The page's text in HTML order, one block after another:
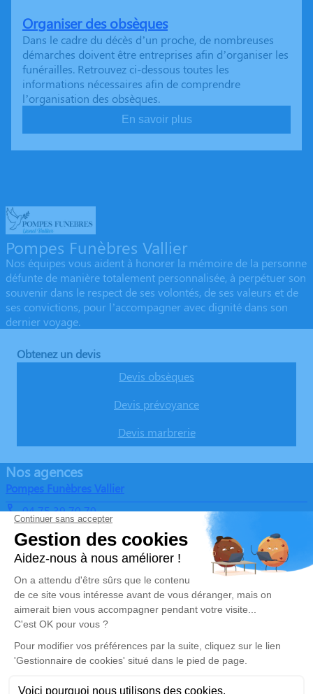
Organiser des obsèques
Dans le cadre du décès d’un proche, de nombreuses
démarches doivent être entreprises afin d’organiser les
funérailles. Retrouvez ci-dessous toutes les
informations nécessaires afin de comprendre
l’organisation des obsèques.
En savoir plus
Pompes Funèbres Vallier
Nos équipes vous aident à honorer la mémoire de la personne
défunte de manière totalement personnalisée, à perpétuer son
souvenir dans le respect de ses volontés, de ses valeurs et de
ses convictions, pour l’accompagner avec dignité dans son
dernier voyage.
Obtenez un devis
Devis obsèques
Devis prévoyance
Devis marbrerie
Nos agences
Pompes Funèbres Vallier
04 75 39 70 70
pompesfunebresvallier@gmail.com
Route de Ruoms – 07150 – Vallon-Pont-d'Arc
4.7/5 – 15 avis
Pompes Funèbres Vallier
04 75 39 70 70
pompesfunebresvallier@gmail.com
26, Boulevard de l'Europe Unie – 07120 – Ruoms
5/5 – 52 avis